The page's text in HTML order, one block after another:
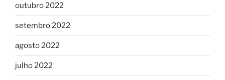
outubro 2022
setembro 2022
agosto 2022
julho 2022